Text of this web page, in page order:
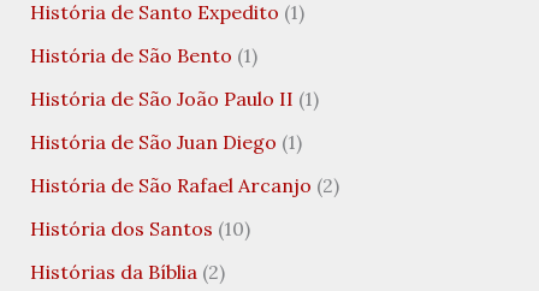
História de Santo Expedito (1)
História de São Bento (1)
História de São João Paulo II (1)
História de São Juan Diego (1)
História de São Rafael Arcanjo (2)
História dos Santos (10)
Histórias da Bíblia(2)